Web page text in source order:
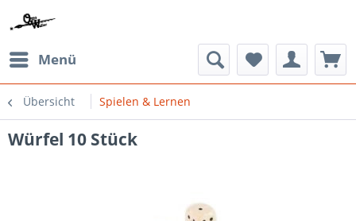
Menü
Übersicht Spielen & Lernen
Würfel 10 Stück